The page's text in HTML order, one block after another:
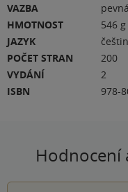
VAZBA
HMOTNOST
546 g
JAZYK
POČET STRAN
200
VYDÁNÍ
2
ISBN
978-
Hodnocení